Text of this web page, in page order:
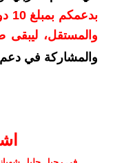
والمستقل، ليبقى
والمشاركة في